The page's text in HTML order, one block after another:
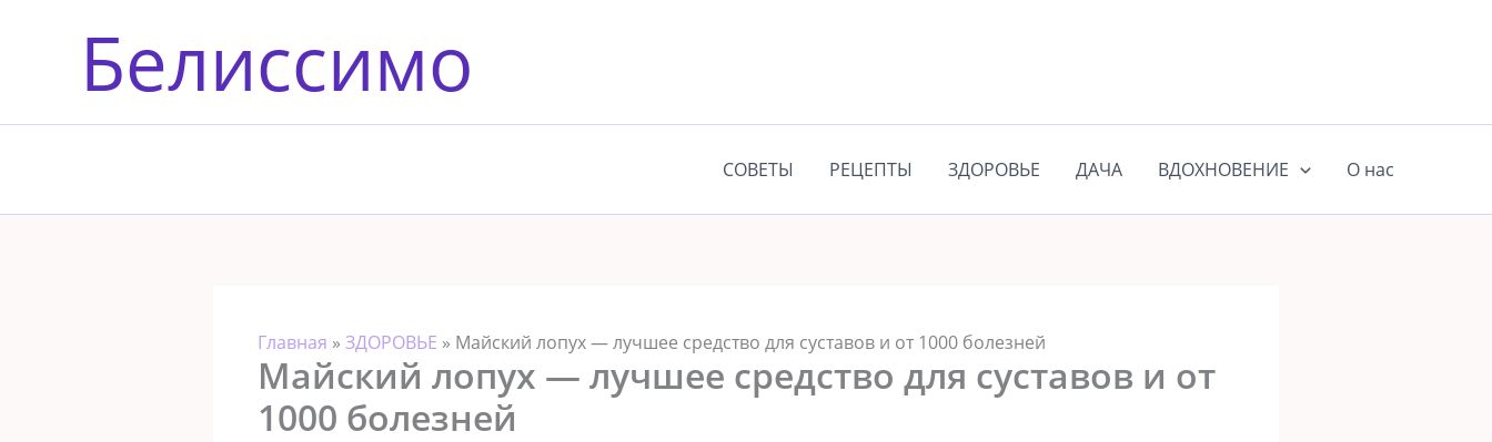
содержимомуБелиссимо
СОВЕТЫ РЕЦЕПТЫ ЗДОРОВЬЕ ДАЧА ВДОХНОВЕНИЕ О нас
Главная » ЗДОРОВЬЕ » Майский лопух — лучшее средство для суставов и от 1000 болезней
Майский лопух — лучшее средство для суставов и от
1000 болезней